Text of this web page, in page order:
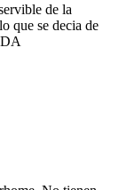
de la
que se decia de